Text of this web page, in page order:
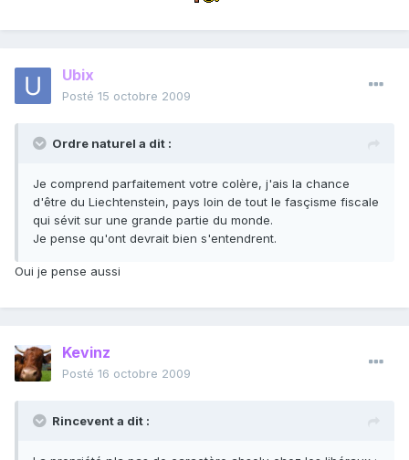
Ubix
Posté 15 octobre 2009
Ordre naturel a dit :
Je comprend parfaitement votre colère, j'ais la chance
d'être du Liechtenstein, pays loin de tout le fasçisme fiscale
qui sévit sur une grande partie du monde.
Je pense qu'ont devrait bien s'entendrent.
Oui je pense aussi
Kevinz
Posté 16 octobre 2009
Rincevent a dit :